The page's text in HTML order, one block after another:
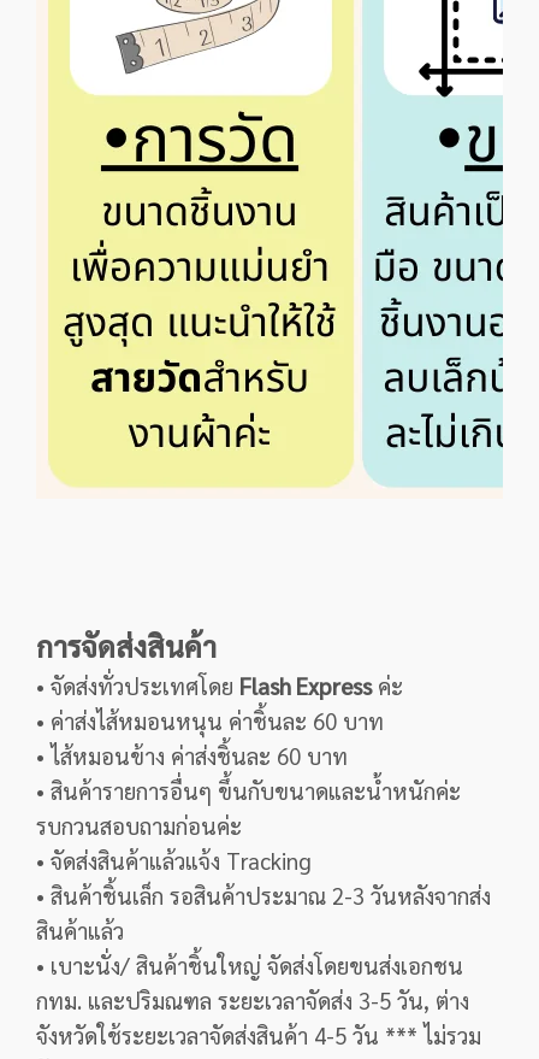
การจัดส่งสินค้า
• จัดส่งทั่วประเทศโดย Flash Expressค่ะ
• ค่าส่งไส้หมอนหนุน ค่าชิ้นละ 60 บาท
• ไส้หมอนข้าง ค่าส่งชิ้นละ 60 บาท
• สินค้ารายการอื่นๆ ขึ้นกับขนาดและน้ำหนักค่ะ
รบกวนสอบถามก่อนค่ะ
• จัดส่งสินค้าแล้วแจ้ง Tracking
• สินค้าชิ้นเล็ก รอสินค้าประมาณ 2-3 วันหลังจากส่ง
สินค้าแล้ว
• เบาะนั่ง/ สินค้าชิ้นใหญ่ จัดส่งโดยขนส่งเอกชน
กทม. และปริมณฑล ระยะเวลาจัดส่ง 3-5 วัน, ต่าง
จังหวัดใช้ระยะเวลาจัดส่งสินค้า 4-5 วัน *** ไม่รวม